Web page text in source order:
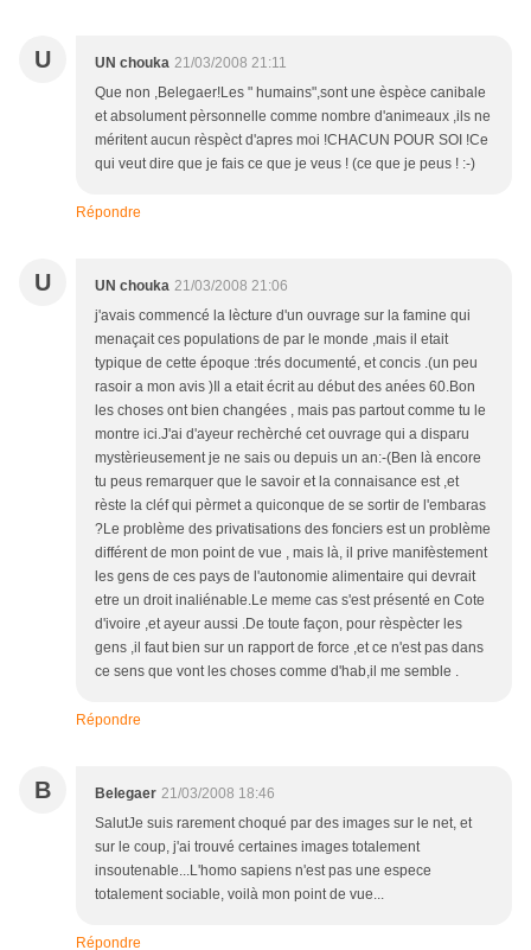
U UN chouka 21/03/2008 21:11
Que non ,Belegaer!Les " humains",sont une èspèce canibale
et absolument pèrsonnelle comme nombre d'animeaux ,ils ne
méritent aucun rèspèct d'apres moi !CHACUN POUR SOI !Ce
qui veut dire que je fais ce que je veus ! (ce que je peus ! :-)
Répondre
U UN chouka 21/03/2008 21:06
j'avais commencé la lècture d'un ouvrage sur la famine qui
menaçait ces populations de par le monde ,mais il etait
typique de cette époque :trés documenté, et concis .(un peu
rasoir a mon avis )Il a etait écrit au début des anées 60.Bon
les choses ont bien changées , mais pas partout comme tu le
montre ici.J'ai d'ayeur rechèrché cet ouvrage qui a disparu
mystèrieusement je ne sais ou depuis un an:-(Ben là encore
tu peus remarquer que le savoir et la connaisance est ,et
rèste la cléf qui pèrmet a quiconque de se sortir de l'embaras
?Le problème des privatisations des fonciers est un problème
différent de mon point de vue , mais là, il prive manifèstement
les gens de ces pays de l'autonomie alimentaire qui devrait
etre un droit inaliénable.Le meme cas s'est présenté en Cote
d'ivoire ,et ayeur aussi .De toute façon, pour rèspècter les
gens ,il faut bien sur un rapport de force ,et ce n'est pas dans
ce sens que vont les choses comme d'hab,il me semble .
Répondre
B Belegaer 21/03/2008 18:46
SalutJe suis rarement choqué par des images sur le net, et
sur le coup, j'ai trouvé certaines images totalement
insoutenable...L'homo sapiens n'est pas une espece
totalement sociable, voilà mon point de vue...
Répondre